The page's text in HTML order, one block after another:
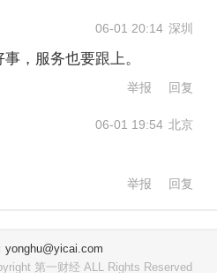
上升，投资者更关
否有效控制成本、
在激烈的市场竞争中
的情况，京东
06-01 20:14 深圳
，服务也要跟上。
举报 回复
06-01 19:54 北京
举报 回复
yonghu@yicai.com
第一财经 ALL Rights Reserved